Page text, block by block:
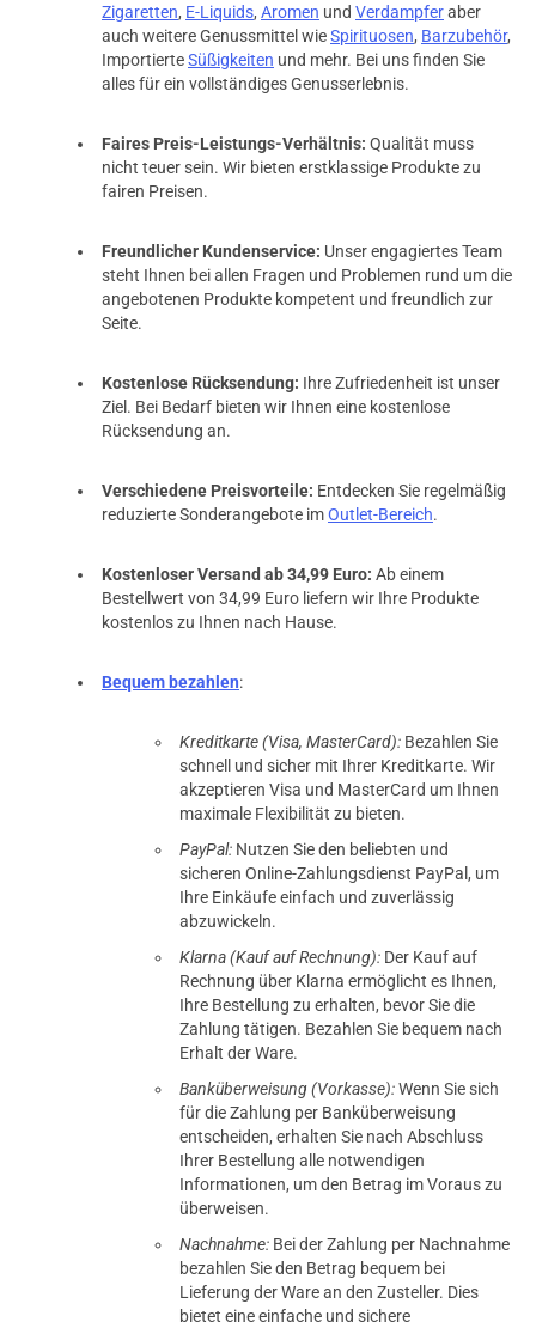
next
Zigaretten, E-Liquids, Aromen und Verdampferaber
auch weitere Genussmittel wieSpirituosen, Barzubehör,
ImportierteSüßigkeiten und mehr. Bei uns finden Sie
alles für ein vollständiges Genusserlebnis.
Faires Preis-Leistungs-Verhältnis: Qualität muss
nicht teuer sein. Wir bieten erstklassige Produkte zu
fairen Preisen.
Freundlicher Kundenservice: Unser engagiertes Team
steht Ihnen bei allen Fragen und Problemen rund um die
angebotenen Produkte kompetent und freundlich zur
Seite.
Kostenlose Rücksendung: Ihre Zufriedenheit ist unser
Ziel. Bei Bedarf bieten wir Ihnen eine kostenlose
Rücksendung an.
Verschiedene Preisvorteile: Entdecken Sie regelmäßig
reduzierte Sonderangebote imOutlet-Bereich.
Kostenloser Versand ab 34,99 Euro: Ab einem
Bestellwert von 34,99 Euro liefern wir Ihre Produkte
kostenlos zu Ihnen nach Hause.
Bequem bezahlen:
Kreditkarte (Visa, MasterCard): Bezahlen Sie
schnell und sicher mit Ihrer Kreditkarte. Wir
akzeptieren Visa und MasterCard um Ihnen
maximale Flexibilität zu bieten.
PayPal: Nutzen Sie den beliebten und
sicheren Online-Zahlungsdienst PayPal, um
Ihre Einkäufe einfach und zuverlässig
abzuwickeln.
Klarna (Kauf auf Rechnung): Der Kauf auf
Rechnung über Klarna ermöglicht es Ihnen,
Ihre Bestellung zu erhalten, bevor Sie die
Zahlung tätigen. Bezahlen Sie bequem nach
Erhalt der Ware.
Banküberweisung (Vorkasse):Wenn Sie sich
für die Zahlung per Banküberweisung
entscheiden, erhalten Sie nach Abschluss
Ihrer Bestellung alle notwendigen
Informationen, um den Betrag im Voraus zu
überweisen.
Nachnahme: Bei der Zahlung per Nachnahme
bezahlen Sie den Betrag bequem bei
Lieferung der Ware an den Zusteller. Dies
bietet eine einfache und sichere